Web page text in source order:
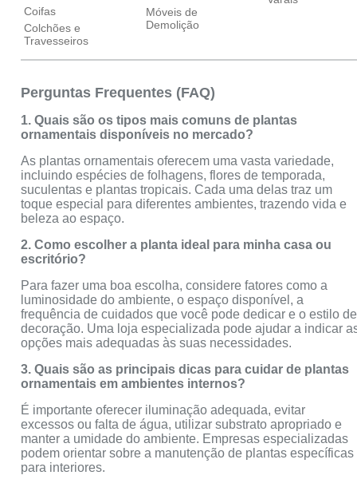
Coifas
Colchões e
Travesseiros
Móveis de
Demolição
Perguntas Frequentes (FAQ)
1. Quais são os tipos mais comuns de plantas
ornamentais disponíveis no mercado?
As plantas ornamentais oferecem uma vasta variedade,
incluindo espécies de folhagens, flores de temporada,
suculentas e plantas tropicais. Cada uma delas traz um
toque especial para diferentes ambientes, trazendo vida e
beleza ao espaço.
2. Como escolher a planta ideal para minha casa ou
escritório?
Para fazer uma boa escolha, considere fatores como a
luminosidade do ambiente, o espaço disponível, a
frequência de cuidados que você pode dedicar e o estilo de
decoração. Uma loja especializada pode ajudar a indicar
opções mais adequadas às suas necessidades.
3. Quais são as principais dicas para cuidar de plantas
ornamentais em ambientes internos?
É importante oferecer iluminação adequada, evitar
excessos ou falta de água, utilizar substrato apropriado e
manter a umidade do ambiente. Empresas especializadas
podem orientar sobre a manutenção de plantas específicas
para interiores.